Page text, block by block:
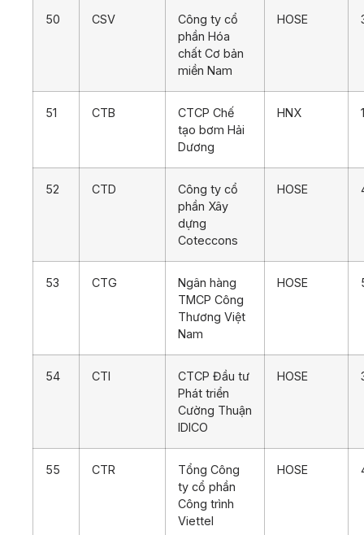
50 CSV
Công ty cổ
phần Hóa
chất Cơ bản
miền Nam
HOSE
51 CTB
CTCP Chế
tạo bơm Hải
Dương
HNX
52 CTD
Công ty cổ
phần Xây
dựng
Coteccons
HOSE
53 CTG
Ngân hàng
TMCP Công
Thương Việt
Nam
HOSE
54 CTI
CTCP Đầu tư
Phát triển
Cường Thuận
IDICO
HOSE
55 CTR
Tổng Công
ty cổ phần
Công trình
Viettel
HOSE